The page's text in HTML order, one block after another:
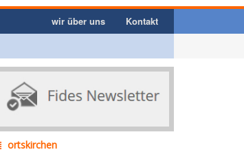
wir über uns Kontakt
ortskirchen